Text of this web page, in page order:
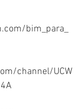
bim_para_
channel/UCW